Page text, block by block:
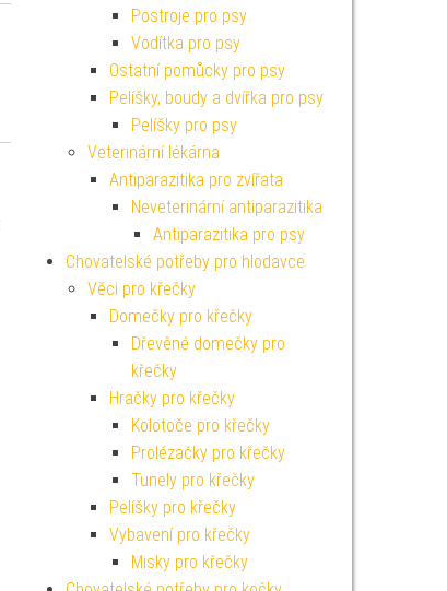
Postroje pro psy
Vodítka pro psy
Ostatní pomůcky pro psy
Pelíšky, boudy a dvířka pro psy
Pelíšky pro psy
Veterinární lékárna
Antiparazitika pro zvířata
Neveterinární antiparazitika
Antiparazitika pro psy
Chovatelské potřeby pro hlodavce
Věci pro křečky
Domečky pro křečky
Dřevěné domečky pro
křečky
Hračky pro křečky
Kolotoče pro křečky
Prolézačky pro křečky
Tunely pro křečky
Pelíšky pro křečky
Vybavení pro křečky
Misky pro křečky